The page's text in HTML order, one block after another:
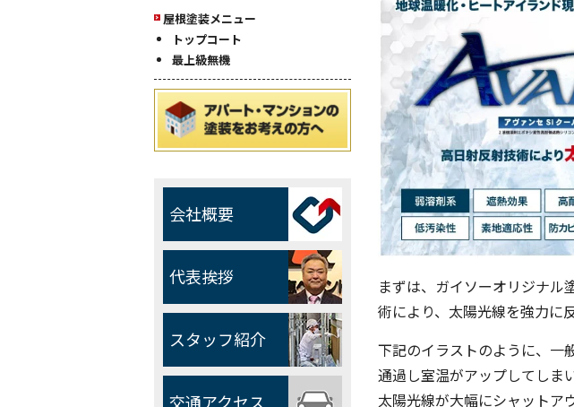
まずは、ガイソーオリジナル
術により、太陽光線を強力に
下記のイラストのように、一
通過し室温がアップしてしま
太陽光線が大幅にシャットア
屋根塗装メニュー
トップコート
最上級無機
会社概要
代表挨拶
スタッフ紹介
交通アクセス